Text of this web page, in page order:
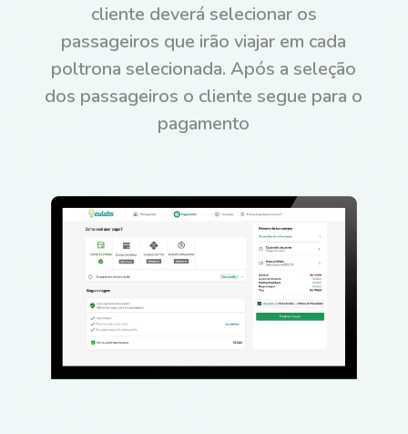
cliente deverá selecionar os
passageiros que irão viajar em cada
poltrona selecionada. Após a seleção
dos passageiros o cliente segue para o
pagamento